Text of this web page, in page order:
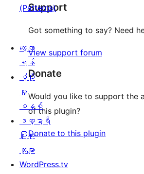
0
စောင်
သုံးသပ်
ချက်
စောင်
Support
Got something to say? Need
View support forum
Donate
Would you like to support the
of this plugin?
Donate to this plugin
(Patterns)
လေ့လာ
ရန်
ပံ့ပိုး
မှု
စနစ်
ဒဏ္ဍာရီ
ပြုစု
သူများ
WordPress.tv